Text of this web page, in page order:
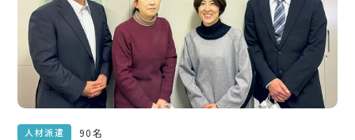
人材派遣 90名